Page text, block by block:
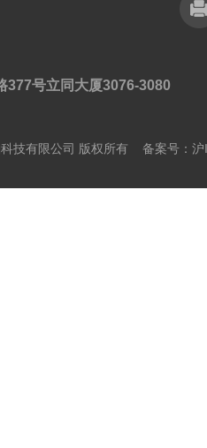
377号立同大厦3076-3080
技有限公司 版权所有 备案号：